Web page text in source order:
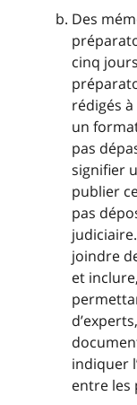
Des
cinq
rédigés
un
pas
signifier
publier
pas
joindre
et
indiquer
entre les